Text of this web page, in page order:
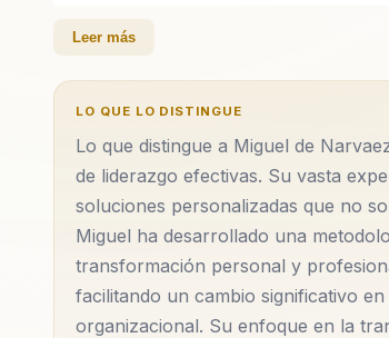
Miguel de Narvaez es un
equipos desalineados en unidades
grandes corporaciones, ayudándolas
enfoque combina la ciencia del
personalizadas que se adaptan a las
Además de su experiencia en
metodología se basa en la
Leer más
LO QUE LO DISTINGUE
Lo que distingue a Miguel de
de liderazgo efectivas. Su vasta
soluciones personalizadas que no
Miguel ha desarrollado una
transformación personal y
facilitando un cambio significativo
organizacional. Su enfoque en la